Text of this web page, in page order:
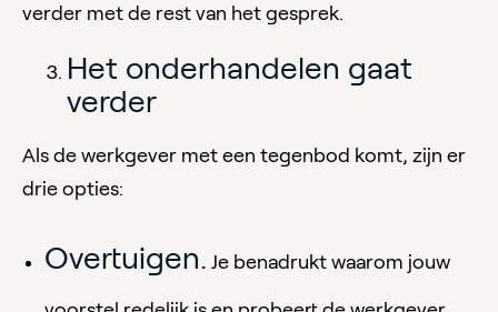
verder met de rest van het gesprek.
Het onderhandelen gaat
verder
Als de werkgever met een tegenbod komt, zijn er
drie opties:
Overtuigen. Je benadrukt waarom jouw